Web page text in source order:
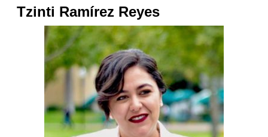
Tzinti Ramírez Reyes